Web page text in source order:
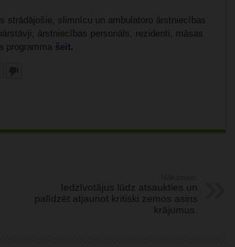
strādājošie, slimnīcu un ambulatoro ārstniecības
ārstniecības personāls, rezidenti, māsas
programma šeit.
Iedzīvotājus lūdz atsaukties un
palīdzēt atjaunot kritiski zemos asins
krājumus.